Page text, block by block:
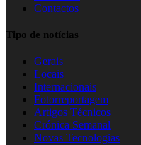
Contactos
Tipo de notícias
Gerais
Locais
Internacionais
Fotorreportagem
Artigos Técnicos
Crónica Semanal
Novas Tecnologias